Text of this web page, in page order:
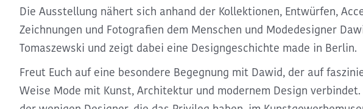
Die Ausstellung nähert sich anhand der Kollektionen, Entwürfen,
Zeichnungen und Fotografien dem Menschen und Modedesigner
Tomaszewski und zeigt dabei eine Designgeschichte made in Berlin.
Freut Euch auf eine besondere Begegnung mit Dawid, der auf
Weise Mode mit Kunst, Architektur und modernem Design